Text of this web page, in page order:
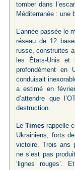
tomber dans
Méditerranée : une
L’année passée le
réseau de 12
russe, construites
les États-Unis et
profondément en
conduisait
a estimé en
d’attendre que
destruction.
Le Times rappelle
Ukrainiens, forts
victoire. Trois ans
ne s’est pas
‘lignes rouges’.